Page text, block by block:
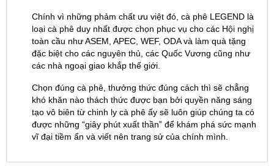
Chính vì những phảm chất ưu việt đó, cà phê LEGEND là
loại cà phê duy nhất được chọn phục vụ cho các Hội nghị
toàn cầu như ASEM, APEC, WEF, ODA và làm quà tặng
đặc biệt cho các nguyên thủ, các Quốc Vương cũng như
các nhà ngoại giao khắp thế giới.
Chọn đúng cà phê, thưởng thức đúng cách thì sẽ chẳng
khó khăn nào thách thức được bạn bởi quyền năng sáng
tạo vô biên từ chinh ly cà phê ấy sẽ luôn giúp chúng ta có
được những “giây phút xuất thần” để khám phá sức mạnh
vĩ đại tiềm ẩn và viết nên trang sử của chính mình.